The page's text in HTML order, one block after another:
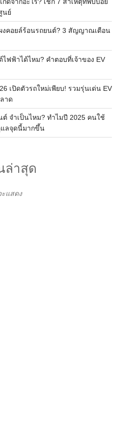
นย์
งคอยล์ร้อนรถยนต์? 3 สัญญาณเตือน
ฟฟ้าได้ไหม? คำตอบที่เจ้าของ EV
เปิดตัวรถใหม่เพียบ! รวมรุ่นเด่น EV
าด
ต์ จำเป็นไหม? ทำไมปี 2025 คนใช้
แลจุดนี้มากขึ้น
ล่าสุด
ะแสดง